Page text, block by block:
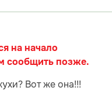
на начало
сообщить позже.
Вот же она!!!